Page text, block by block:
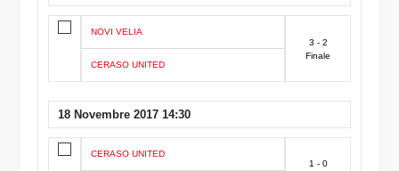
NOVI VELIA
CERASO UNITED
3 - 2
Finale
18 Novembre 2017 14:30
CERASO UNITED
1 - 0